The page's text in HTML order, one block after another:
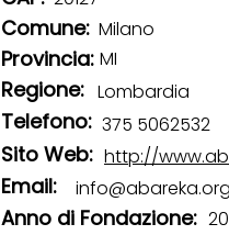
Comune: Milano
Provincia: MI
Regione: Lombardia
Telefono: 375 5062532
Sito Web: http://
Email: info@abareka.org
Anno di Fondazione: